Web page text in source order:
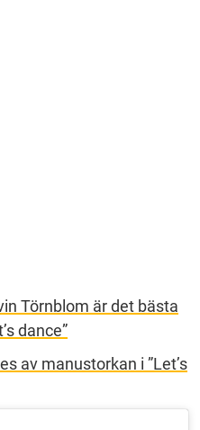
Törnblom är det bästa
dance”
av manustorkan i ”Let’s